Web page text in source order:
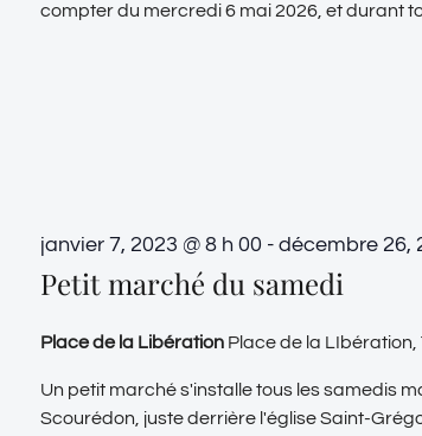
compter du mercredi 6 mai 2026, et durant
janvier 7, 2023 @ 8 h 00 - décembre 26,
Petit marché du samedi
Place de la Libération Place de la
Un petit marché s'installe tous les samedis
Scourédon, juste derrière l'église Saint-